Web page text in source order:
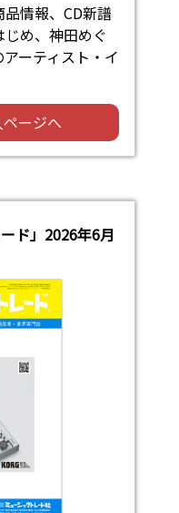
情報、CD新譜
め、神田めぐ
ーティスト・イ
ージへ
ド」2026年6月